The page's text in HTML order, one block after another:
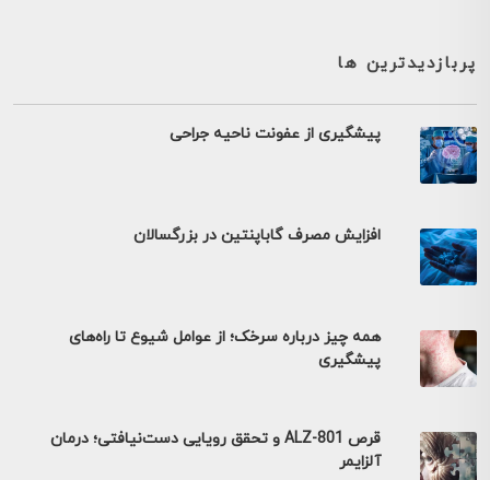
پربازدیدترین ها
پیشگیری از عفونت ناحیه جراحی
افزایش مصرف گاباپنتین در بزرگسالان
همه چیز درباره سرخک؛ از عوامل شیوع تا راه‌های
پیشگیری
قرص ALZ-801 و تحقق رویایی دست‌نیافتی؛ درمان
آلزایمر